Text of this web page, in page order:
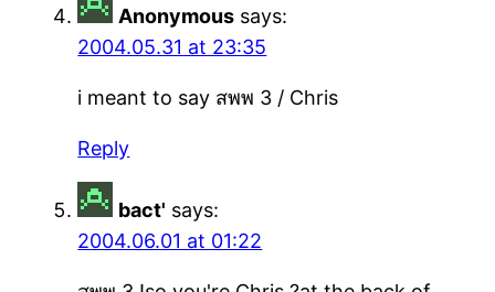
Anonymous says:
2004.05.31 at 23:35
i meant to say สพพ 3 / Chris
Reply
bact' says:
2004.06.01 at 01:22